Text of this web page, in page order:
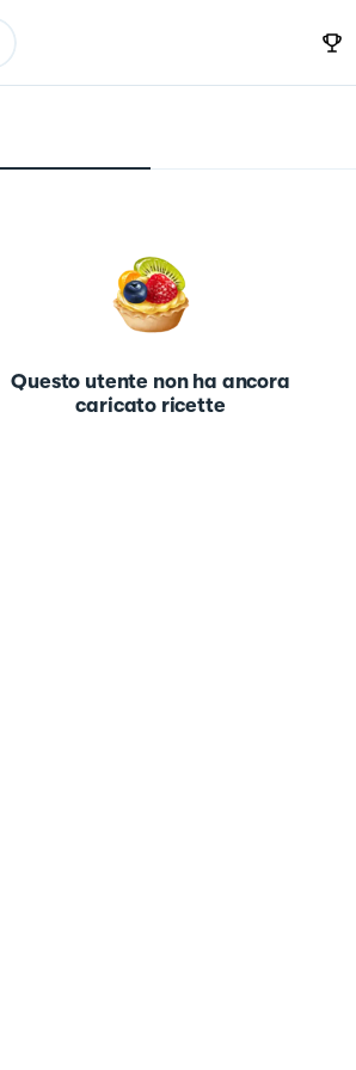
Questo utente non ha ancora
caricato ricette